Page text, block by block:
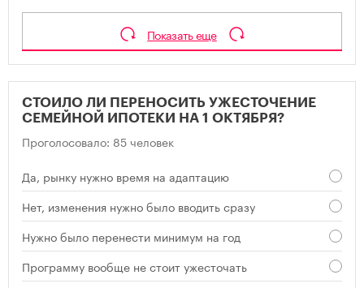
Показать еще
СТОИЛО ЛИ ПЕРЕНОСИТЬ УЖЕСТОЧЕНИЕ
СЕМЕЙНОЙ ИПОТЕКИ НА 1 ОКТЯБРЯ?
Проголосовало: 85 человек
Да, рынку нужно время на адаптацию
Нет, изменения нужно было вводить сразу
Нужно было перенести минимум на год
Программу вообще не стоит ужесточать